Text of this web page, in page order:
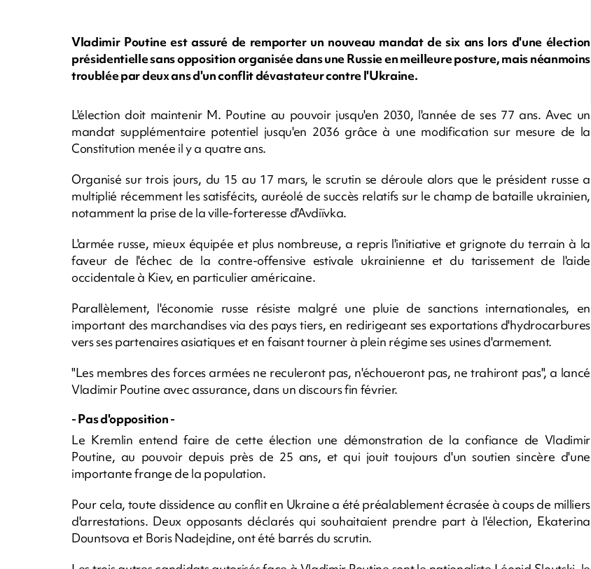
Vladimir Poutine est assuré de remporter un nouveau mandat de six ans lors d'une élection
présidentielle sans opposition organisée dans une Russie en meilleure posture, mais néanmoins
troublée par deux ans d'un conflit dévastateur contre l'Ukraine.
L'élection doit maintenir M. Poutine au pouvoir jusqu'en 2030, l'année de ses 77 ans. Avec un
mandat supplémentaire potentiel jusqu'en 2036 grâce à une modification sur mesure de la
Constitution menée il y a quatre ans.
Organisé sur trois jours, du 15 au 17 mars, le scrutin se déroule alors que le président russe a
multiplié récemment les satisfécits, auréolé de succès relatifs sur le champ de bataille ukrainien,
notamment la prise de la ville-forteresse d'Avdiïvka.
L'armée russe, mieux équipée et plus nombreuse, a repris l'initiative et grignote du terrain à la
faveur de l'échec de la contre-offensive estivale ukrainienne et du tarissement de l'aide
occidentale à Kiev, en particulier américaine.
Parallèlement, l'économie russe résiste malgré une pluie de sanctions internationales, en
important des marchandises via des pays tiers, en redirigeant ses exportations d'hydrocarbures
vers ses partenaires asiatiques et en faisant tourner à plein régime ses usines d'armement.
"Les membres des forces armées ne reculeront pas, n'échoueront pas, ne trahiront pas", a lancé
Vladimir Poutine avec assurance, dans un discours fin février.
- Pas d'opposition -
Le Kremlin entend faire de cette élection une démonstration de la confiance de Vladimir
Poutine, au pouvoir depuis près de 25 ans, et qui jouit toujours d'un soutien sincère d'une
importante frange de la population.
Pour cela, toute dissidence au conflit en Ukraine a été préalablement écrasée à coups de milliers
d'arrestations. Deux opposants déclarés qui souhaitaient prendre part à l'élection, Ekaterina
Dountsova et Boris Nadejdine, ont été barrés du scrutin.